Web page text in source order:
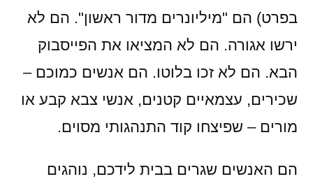
בפרט) הם "מיליונרים מדור ראשון". הם לא
ירשו אגורה. הם לא המציאו את הפייסבוק
הבא. הם לא זכו בלוטו. הם אנשים כמוכם –
שכירים, עצמאיים קטנים, אנשי צבא קבע או
מורים – שפיצחו קוד התנהגותי מסוים.
הם האנשים שגרים בבית לידכם, נוהגים